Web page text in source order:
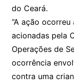
do Ceará.
“A ação
acionadas pela
Operações de
ocorrência
contra uma